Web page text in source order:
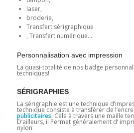
laser,
broderie,
Transfert sérigraphique
, Transfert numérique…
Personnalisation avec impression
La quasi-totalité de nos badge
techniques!
SÉRIGRAPHIES
La sérigraphie est une technique
technique consiste à transférer de
publicitaires. Cela à travers une maille
D’ailleurs, il Permet généralement d’
nylon.